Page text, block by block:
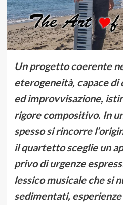
Un progetto coerente
eterogeneità, capace
ed improvvisazione,
rigore compositivo. In
spesso si rincorre
il quartetto sceglie un
privo di urgenze
lessico musicale che si
sedimentati,